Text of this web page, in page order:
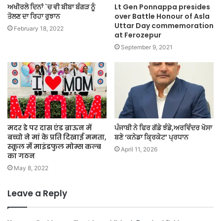
ਅਖੀਰਲੇ ਦਿਨਾਂ `ਚ ਵੀ ਬੀਬਾ ਬੰਗੜ ਨੂੰ
ਤੋਲਣ ਦਾ ਰਿਹਾ ਰੁਝਾਨ
February 18, 2022
Lt Gen Ponnappa presides
over Battle Honour of Asla
Uttar Day commemoration
at Ferozepur
September 9, 2021
मदर डे पर दास एंड ब्राऊन में
बच्चो ने मां के प्रति दिखाई ममता,
स्कूल मेंं माइंडफुल मोम्स कल्ब
का गठन
May 8, 2022
ਪੰਜਾਬੀ ਨੇ ਫਿਰ ਗੱਡੇ ਝੰਡੇ,ਅਰਵਿੰਦਰ ਖੋਸਾ
ਬਣੇ ‘ਕਨੇਡਾ ਕ੍ਰਿਕੇਟ’ ਪ੍ਰਧਾਨ
April 11, 2026
Leave a Reply